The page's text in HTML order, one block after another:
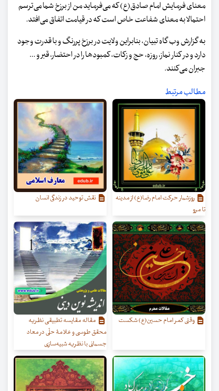
معنای فرمایش امام صادق‌(ع) که می‌فرماید من از برزخ شما می‌ترسم
احتمالا به معنای شفاعت خاص است که در قیامت اتفاق می‌افتد.
به گزارش وب گاه تبیان، بنابراین ولایت در برزخ پررنگ و با قدرت وجود
دارد و در کنار نماز، روزه، حج و زکات، کمبودها را در احتضار، قبر و ...
جبران می‌کنند.
مطالب مرتبط
روزشمار حرکت امام رضا(ع) از مدینه
تا مرو
نقش توحید در زندگی انسان
وقتی کمر امام حسین(ع) شکست
مقاله مقایسه تطبیقی نظریه
محقق طوسی و علامۀ حلّی در معاد
جسمانی با نظریه شبیه‌سازی